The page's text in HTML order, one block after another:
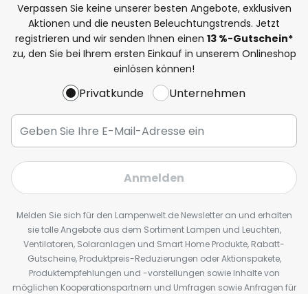
Verpassen Sie keine unserer besten Angebote, exklusiven
Aktionen und die neusten Beleuchtungstrends. Jetzt
registrieren und wir senden Ihnen einen 13 %-Gutschein*
zu, den Sie bei Ihrem ersten Einkauf in unserem Onlineshop
einlösen können!
Privatkunde Unternehmen
Anmelden
Melden Sie sich für den Lampenwelt.de Newsletter an und erhalten
sie tolle Angebote aus dem Sortiment Lampen und Leuchten,
Ventilatoren, Solaranlagen und Smart Home Produkte, Rabatt-
Gutscheine, Produktpreis-Reduzierungen oder Aktionspakete,
Produktempfehlungen und -vorstellungen sowie Inhalte von
möglichen Kooperationspartnern und Umfragen sowie Anfragen für